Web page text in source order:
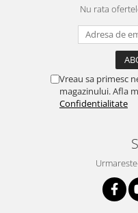
Nu rata
Vreau sa primesc
magazinului. Afla
Confidentialitate